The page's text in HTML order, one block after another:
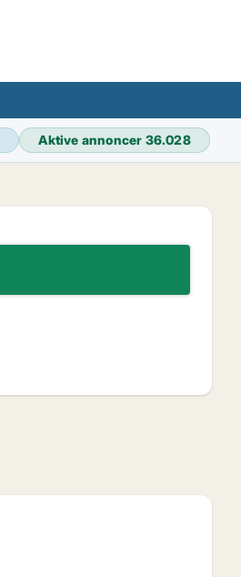
Aktive annoncer 36.028